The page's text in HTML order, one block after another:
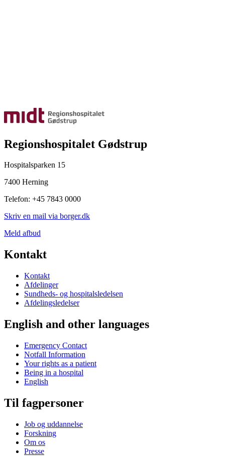
Regionshospitalet Gødstrup
Hospitalsparken 15
7400 Herning
Telefon: +45 7843 0000
Skriv en mail via borger.dk
Meld afbud
Kontakt
Kontakt
Afdelinger
Sundheds- og hospitalsledelsen
Afdelingsledelser
English and other languages
Emergency Contact
Notfall Information
Your rights as a patient
Being in a hospital
English
Til fagpersoner
Job og uddannelse
Forskning
Om os
Presse